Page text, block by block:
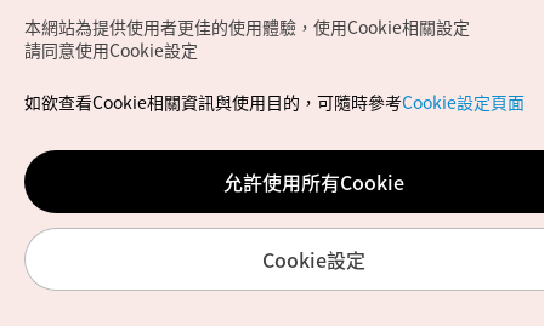
Copyrights (c) 韓國觀光公社版權所有
如有相關疑問或建議，歡迎來信至官方信箱
chinese_big5@knto.or.kr
本網站為提供使用者更佳的使用體驗，使用Cookie相關設定
請同意使用Cookie設定
如欲查看Cookie相關資訊與使用目的，可隨時參考Cookie設定頁面
允許使用所有Cookie
Cookie設定